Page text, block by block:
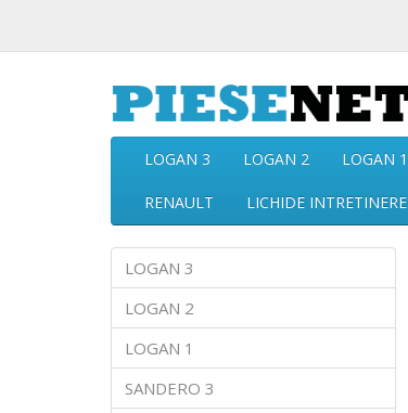
LOGAN 3 LOGAN 2 LOGAN 1
RENAULT LICHIDE INTRETINERE
LOGAN 3
LOGAN 2
LOGAN 1
SANDERO 3